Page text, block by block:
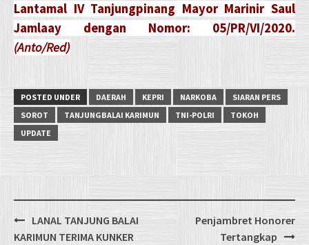
Lantamal IV Tanjungpinang Mayor Marinir Saul
Jamlaay dengan Nomor: 05/PR/VI/2020.
(Anto/Red)
POSTED UNDER DAERAH KEPRI NARKOBA
SIARAN PERS
SOROT
TANJUNGBALAI KARIMUN TNI-POLRI
TOKOH
UPDATE
Post
navigation
LANAL TANJUNG BALAI
KARIMUN TERIMA KUNKER
Penjambret Honorer
Tertangkap